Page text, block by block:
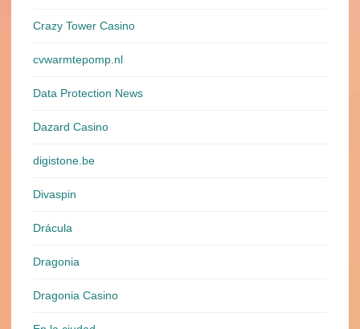
Crazy Tower Сasino
cvwarmtepomp.nl
Data Protection News
Dazard Casino
digistone.be
Divaspin
Drácula
Dragonia
Dragonia Casino